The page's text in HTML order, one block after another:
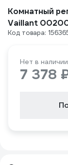
Комнатный
Vaillant
Код товара:
Нет в
7 378